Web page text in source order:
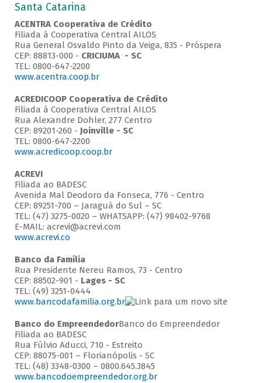
Santa Catarina
ACENTRA Cooperativa de Crédito
Filiada à Cooperativa Central AILOS
Rua General Osvaldo Pinto da Veiga, 835 - Próspera
CEP: 88813-000 - CRICIUMA - SC
TEL: 0800-647-2200
www.acentra.coop.br
ACREDICOOP Cooperativa de Crédito
Filiada à Cooperativa Central AILOS
Rua Alexandre Dohler, 277 Centro
CEP: 89201-260 - Joinville - SC
TEL: 0800-647-2200
www.acredicoop.coop.br
ACREVI
Filiada ao BADESC
Avenida Mal Deodoro da Fonseca, 776 - Centro
CEP: 89251-700 – Jaraguá do Sul – SC
TEL: (47) 3275-0020 – WHATSAPP: (47) 98402-9768
E-MAIL: acrevi@acrevi.com
www.acrevi.co
Banco da Família
Rua Presidente Nereu Ramos, 73 - Centro
CEP: 88502-901 - Lages - SC
TEL: (49) 3251-0444
www.bancodafamilia.org.br
Banco do EmpreendedorBanco do Empreendedor
Filiada ao BADESC
Rua Fúlvio Aducci, 710 - Estreito
CEP: 88075-001 – Florianópolis - SC
TEL: (48) 3348-0300 – 0800.645.3845
www.bancodoempreendedor.org.br